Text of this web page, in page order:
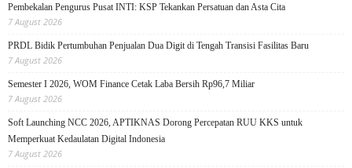
Pembekalan Pengurus Pusat INTI: KSP Tekankan Persatuan dan Asta Cita
7 August 2026
PRDL Bidik Pertumbuhan Penjualan Dua Digit di Tengah Transisi Fasilitas Baru
7 August 2026
Semester I 2026, WOM Finance Cetak Laba Bersih Rp96,7 Miliar
7 August 2026
Soft Launching NCC 2026, APTIKNAS Dorong Percepatan RUU KKS untuk
Memperkuat Kedaulatan Digital Indonesia
7 August 2026